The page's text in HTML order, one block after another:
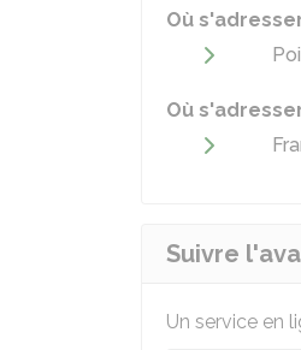
Où
Où
Suivre
Un service en